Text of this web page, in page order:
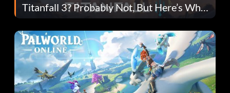
Titanfall 3? Probably Not, But Here’s Why
Fans Are Hopeful